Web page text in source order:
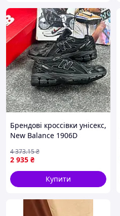
Брендові кроссівки унісекс,
New Balance 1906D
Leather 44
2 935 ₴
4 373.15₴
Купити